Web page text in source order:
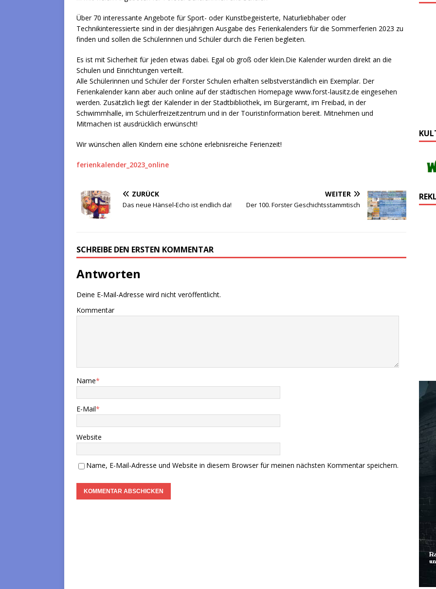
Über 70 interessante Angebote für Sport- oder Kunstbegeisterte, Naturliebhaber oder
Technikinteressierte sind in der diesjährigen Ausgabe des Ferienkalenders für die Sommerferien 2023 zu
finden und sollen die Schülerinnen und Schüler durch die Ferien begleiten.
Es ist mit Sicherheit für jeden etwas dabei. Egal ob groß oder klein.Die Kalender wurden direkt an die
Schulen und Einrichtungen verteilt.
Alle Schülerinnen und Schüler der Forster Schulen erhalten selbstverständlich ein Exemplar. Der
Ferienkalender kann aber auch online auf der städtischen Homepage www.forst-lausitz.de eingesehen
werden. Zusätzlich liegt der Kalender in der Stadtbibliothek, im Bürgeramt, im Freibad, in der
Schwimmhalle, im Schülerfreizeitzentrum und in der Touristinformation bereit. Mitnehmen und
Mitmachen ist ausdrücklich erwünscht!
Wir wünschen allen Kindern eine schöne erlebnisreiche Ferienzeit!
ferienkalender_2023_online
ZURÜCK
Das neue Hänsel-Echo ist endlich da!
WEITER
Der 100. Forster Geschichtsstammtisch
SCHREIBE DEN ERSTEN KOMMENTAR
Antworten
Deine E-Mail-Adresse wird nicht veröffentlicht.
Kommentar
Name*
E-Mail*
Website
Name, E-Mail-Adresse und Website in diesem Browser für meinen nächsten Kommentar speichern.